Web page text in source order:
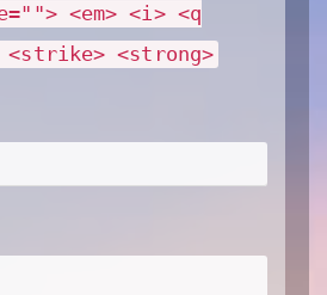
<em> <i> <q
<strong>